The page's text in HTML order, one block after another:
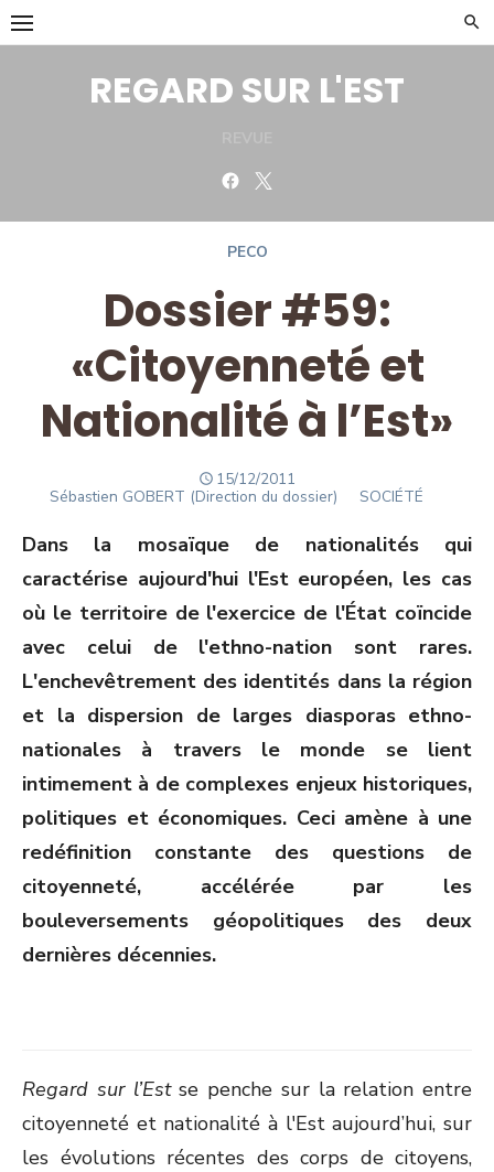
Skip
to
REGARD SUR L'EST
Facebook
PECO
Dossier #59:
«Citoyenneté et
Nationalité à l’Est»
POSTED
ON
15/12/2011
Author
Sébastien GOBERT (Direction du dossier) SOCIÉTÉ
Dans la mosaïque de nationalités qui
caractérise aujourd'hui l'Est européen, les cas
où le territoire de l'exercice de l'État coïncide
avec celui de l'ethno-nation sont rares.
L'enchevêtrement des identités dans la région
et la dispersion de larges diasporas ethno-
nationales à travers le monde se lient
intimement à de complexes enjeux historiques,
politiques et économiques. Ceci amène à une
redéfinition constante des questions de
citoyenneté, accélérée par les
bouleversements géopolitiques des deux
dernières décennies.
Regard sur l’Estse penche sur la relation entre
citoyenneté et nationalité à l'Est aujourd’hui, sur
les évolutions récentes des corps de citoyens,